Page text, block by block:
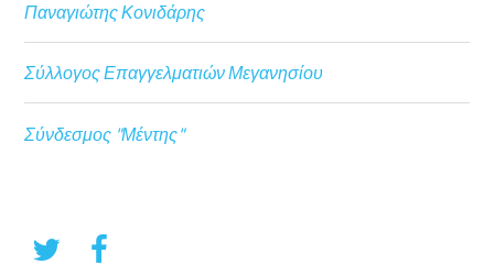
Παναγιώτης Κονιδάρης
Σύλλογος Επαγγελματιών Μεγανησίου
Σύνδεσμος "Μέντης"